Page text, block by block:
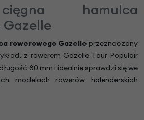
hamulca
rowerowego Gazelle przeznaczony
z rowerem Gazelle Tour Populair
80 mm i idealnie sprawdzi się we
modelach rowerów holenderskich